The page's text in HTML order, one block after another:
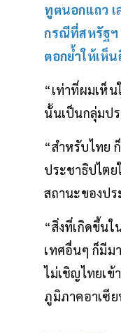
ทูตนอกแถว เ
กรณีที่สหรัฐฯ
ตอกย้ำให้เห็
“เท่าที่ผมเห็
นั้นเป็นกลุ่มป
“สำหรับไทย
ประชาธิปไต
สถานะของปร
“สิ่งที่เกิดขึ้นใ
เทศอื่นๆ ก็มีม
ไม่เชิญไทยเข้
ภูมิภาคอาเซี